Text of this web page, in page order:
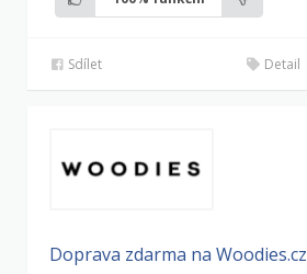
Sdílet Detail
Doprava zdarma na Woodies.cz